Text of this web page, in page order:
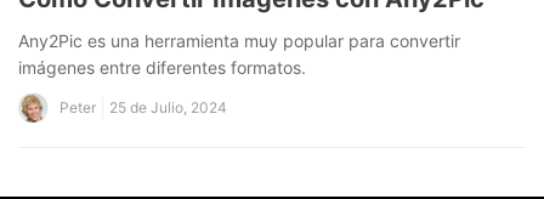
Any2Pic es una herramienta muy popular para convertir
imágenes entre diferentes formatos.
Peter 25 de Julio, 2024